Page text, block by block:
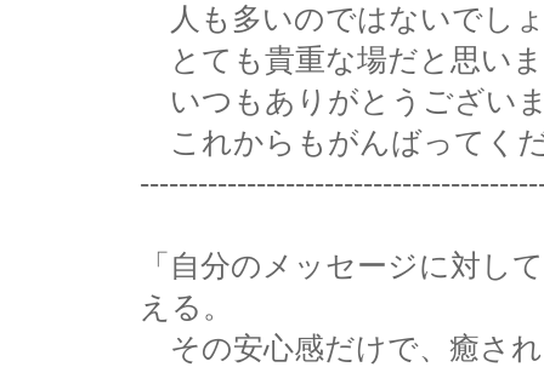
人も多いのではないでし
とても貴重な場だと思い
いつもありがとうござい
これからもがんばってく
「自分のメッセージに対し
える。
その安心感だけで、癒さ